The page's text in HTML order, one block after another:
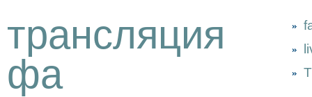
трансляция
фа